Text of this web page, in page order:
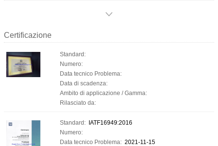
Certificazione
Standard:
Numero:
Data tecnico Problema:
Data di scadenza:
Ambito di applicazione / Gamma:
Rilasciato da:
Standard: IATF16949:2016
Numero:
Data tecnico Problema: 2021-11-15